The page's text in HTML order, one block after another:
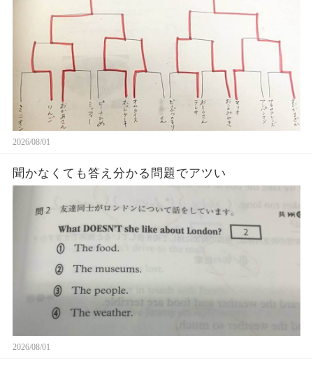
2026/08/01
聞かなくても答え分かる問題でアツい
2026/08/01